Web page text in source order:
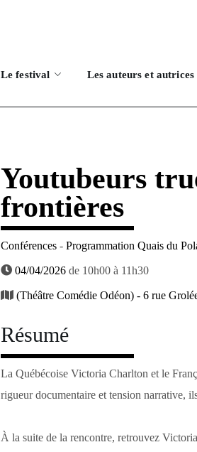
Le festival Les auteurs et autrices
Youtubeurs
frontières
Conférences- Programmation Quais du
04/04/2026de 10h00 à 11h30
(Théâtre Comédie Odéon) - 6 rue
Résumé
La Québécoise Victoria Charlton et le
rigueur documentaire et tension narrative,
À la suite de la rencontre, retrouvez